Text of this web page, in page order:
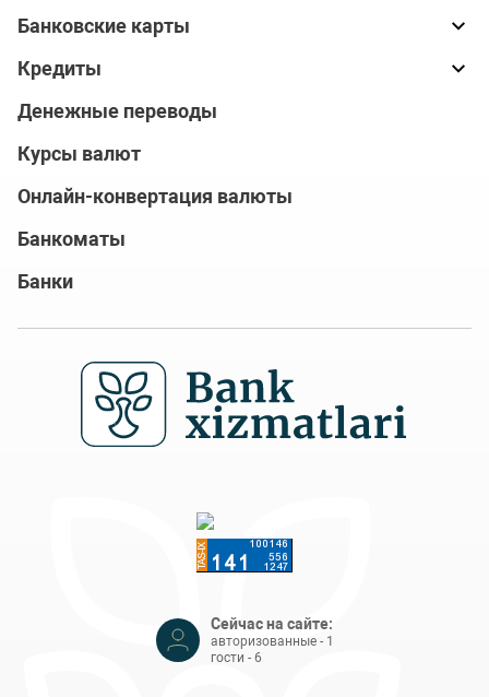
Банковские карты
Кредиты
Денежные переводы
Курсы валют
Онлайн-конвертация валюты
Банкоматы
Банки
Сейчас на сайте:
авторизованные - 1
гости - 6